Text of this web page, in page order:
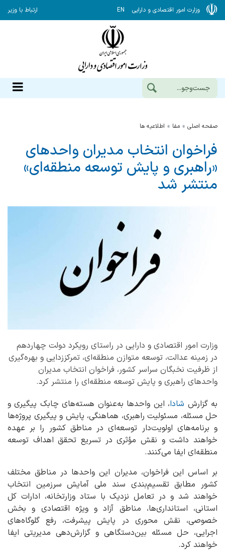
وزارت امور اقتصادی و دارایی EN ارتباط با وزیر
صفحه اصلی مفا اطلاعیه ها
فراخوان انتخاب مدیران واحدهای
«راهبری و پایش توسعه منطقه‌ای»
منتشر شد
وزارت امور اقتصادی و دارایی در راستای رویکرد دولت چهاردهم
در زمینه عدالت، توسعه متوازن منطقه‌ای، تمرکززدایی و بهره‌گیری
از ظرفیت نخبگان سراسر کشور، فراخوان انتخاب مدیران
واحدهای راهبری و پایش توسعه منطقه‌ای را منتشر کرد.
به گزارش شادا، این واحدها به‌عنوان هسته‌های چابک پیگیری و
حل مسئله، مسئولیت راهبری، هماهنگی، پایش و پیگیری پروژه‌ها
و برنامه‌های اولویت‌دار توسعه‌ای در مناطق کشور را بر عهده
خواهند داشت و نقش مؤثری در تسریع تحقق اهداف توسعه
منطقه‌ای ایفا می‌کنند.
بر اساس این فراخوان، مدیران این واحدها در مناطق مختلف
کشور مطابق تقسیم‌بندی سند ملی آمایش سرزمین انتخاب
خواهند شد و در تعامل نزدیک با ستاد وزارتخانه، ادارات کل
استانی، استانداری‌ها، مناطق آزاد و ویژه اقتصادی و بخش
خصوصی، نقش محوری در پایش پیشرفت، رفع گلوگاه‌های
اجرایی، حل مسئله بین‌دستگاهی و گزارش‌دهی مدیریتی ایفا
خواهند کرد.